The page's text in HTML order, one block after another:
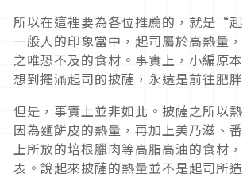
所以在這裡要為各位推薦的，就是“
一般人的印象當中，起司屬於高熱量
之唯恐不及的食材。事實上，小編原
想到擺滿起司的披薩，永遠是前往肥
但是，事實上並非如此。披薩之所以
因為麵餅皮的熱量，再加上美乃滋、
上所放的培根臘肉等高脂高油的食材
表。說起來披薩的熱量並不是起司所造